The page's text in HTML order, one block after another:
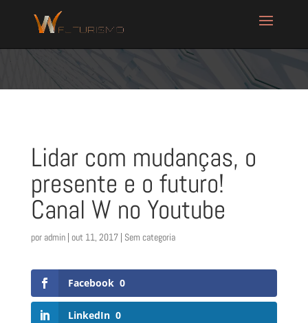
Lidar com mudanças, o
presente e o futuro!
Canal W no Youtube
por admin| out 11, 2017| Sem categoria
Facebook 0
LinkedIn 0